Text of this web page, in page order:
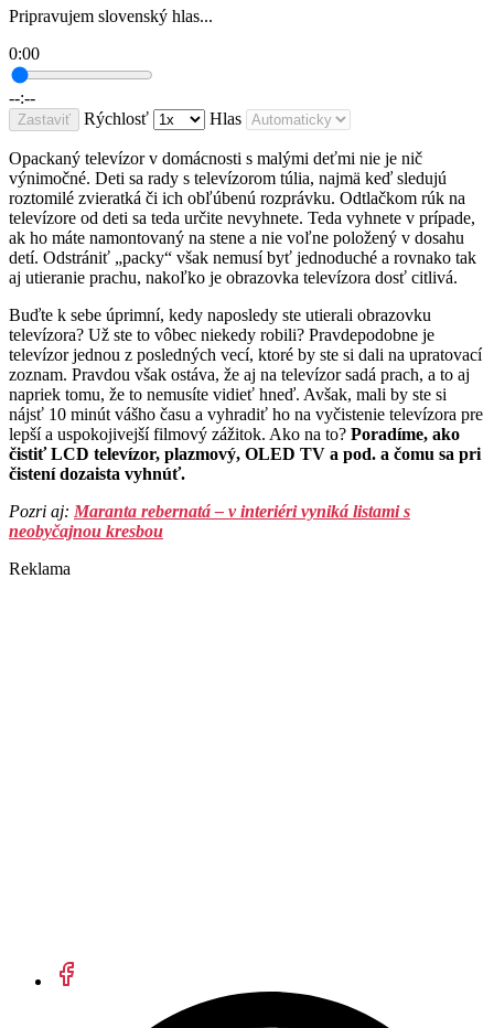
Pripravujem slovenský hlas...
0:00
--:--
Zastaviť Rýchlosť Hlas
Opackaný televízor v domácnosti s malými deťmi nie je nič
výnimočné. Deti sa rady s televízorom túlia, najmä keď sledujú
roztomilé zvieratká či ich obľúbenú rozprávku. Odtlačkom rúk na
televízore od deti sa teda určite nevyhnete. Teda vyhnete v prípade,
ak ho máte namontovaný na stene a nie voľne položený v dosahu
detí. Odstrániť „packy“ však nemusí byť jednoduché a rovnako tak
aj utieranie prachu, nakoľko je obrazovka televízora dosť citlivá.
Buďte k sebe úprimní, kedy naposledy ste utierali obrazovku
televízora? Už ste to vôbec niekedy robili? Pravdepodobne je
televízor jednou z posledných vecí, ktoré by ste si dali na upratovací
zoznam. Pravdou však ostáva, že aj na televízor sadá prach, a to aj
napriek tomu, že to nemusíte vidieť hneď. Avšak, mali by ste si
nájsť 10 minút vášho času a vyhradiť ho na vyčistenie televízora pre
lepší a uspokojivejší filmový zážitok. Ako na to? Poradíme, ako
čistiť LCD televízor, plazmový, OLED TV a pod. a čomu sa pri
čistení dozaista vyhnúť.
Pozri aj: Maranta rebernatá – v interiéri vyniká listami s
neobyčajnou kresbou
Reklama